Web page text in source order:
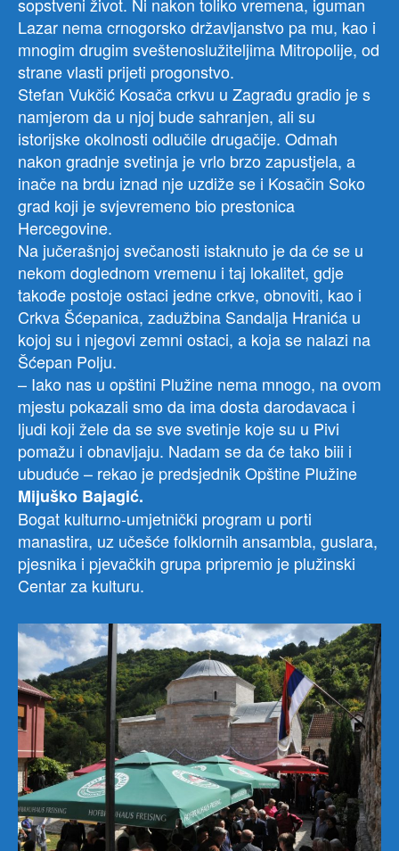
sopstveni život. Ni nakon toliko vremena, iguman
Lazar nema crnogorsko državljanstvo pa mu, kao i
mnogim drugim sveštenoslužiteljima Mitropolije, od
strane vlasti prijeti progonstvo.
Stefan Vukčić Kosača crkvu u Zagrađu gradio je s
namjerom da u njoj bude sahranjen, ali su
istorijske okolnosti odlučile drugačije. Odmah
nakon gradnje svetinja je vrlo brzo zapustjela, a
inače na brdu iznad nje uzdiže se i Kosačin Soko
grad koji je svjevremeno bio prestonica
Hercegovine.
Na jučerašnjoj svečanosti istaknuto je da će se u
nekom doglednom vremenu i taj lokalitet, gdje
takođe postoje ostaci jedne crkve, obnoviti, kao i
Crkva Šćepanica, zadužbina Sandalja Hranića u
kojoj su i njegovi zemni ostaci, a koja se nalazi na
Šćepan Polju.
– Iako nas u opštini Plužine nema mnogo, na ovom
mjestu pokazali smo da ima dosta darodavaca i
ljudi koji žele da se sve svetinje koje su u Pivi
pomažu i obnavljaju. Nadam se da će tako biii i
ubuduće – rekao je predsjednik Opštine Plužine
Mijuško Bajagić.
Bogat kulturno-umjetnički program u porti
manastira, uz učešće folklornih ansambla, guslara,
pjesnika i pjevačkih grupa pripremio je plužinski
Centar za kulturu.